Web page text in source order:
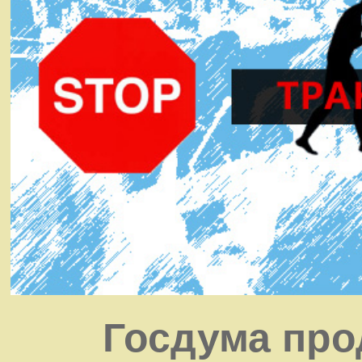
Госдума